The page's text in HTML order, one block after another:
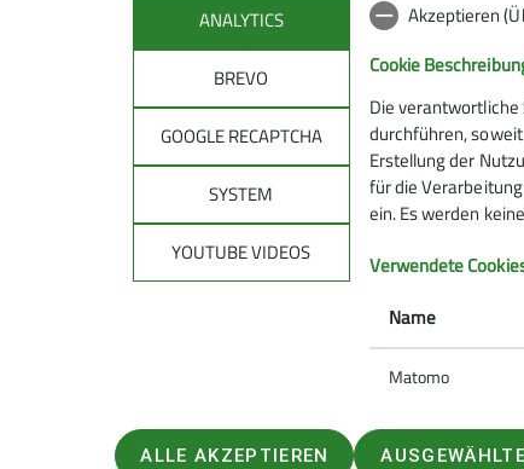
Sektion
DAV-Kletterzentrum Feucht
Mitgliedschaft
Newsletter
Mitteilungsheft
Bike-
Jugend
ANALYTICS
BREVO
GOOGLE RECAPTCHA
SYSTEM
YOUTUBE VIDEOS
Akzeptieren
Cookie
Die
durchführen,
Erstellung der
für die
ein. Es werden
Verwendete
Name
Matomo
ALLE AKZEPTIEREN